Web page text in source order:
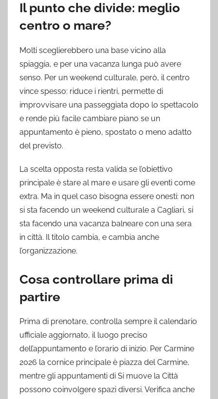
Il punto che divide: meglio
centro o mare?
Molti sceglierebbero una base vicino alla
spiaggia, e per una vacanza lunga può avere
senso. Per un weekend culturale, però, il centro
vince spesso: riduce i rientri, permette di
improvvisare una passeggiata dopo lo spettacolo
e rende più facile cambiare piano se un
appuntamento è pieno, spostato o meno adatto
del previsto.
La scelta opposta resta valida se l’obiettivo
principale è stare al mare e usare gli eventi come
extra. Ma in quel caso bisogna essere onesti: non
si sta facendo un weekend culturale a Cagliari, si
sta facendo una vacanza balneare con una sera
in città. Il titolo cambia, e cambia anche
l’organizzazione.
Cosa controllare prima di
partire
Prima di prenotare, controlla sempre il calendario
ufficiale aggiornato, il luogo preciso
dell’appuntamento e l’orario di inizio. Per Carmine
2026 la cornice principale è piazza del Carmine,
mentre gli appuntamenti di Si muove la Città
possono coinvolgere spazi diversi. Verifica anche